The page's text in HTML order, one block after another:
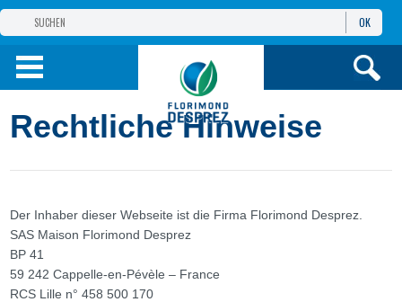
GRUPPE
PRODUKTE
OK
Rechtliche Hinweise
Der Inhaber dieser Webseite ist die Firma Florimond Desprez.
SAS Maison Florimond Desprez
BP 41
59 242 Cappelle-en-Pévèle – France
RCS Lille n° 458 500 170